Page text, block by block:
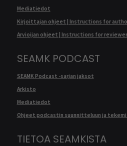
Mediatiedot
Kirjoittajan ohjeet | Instructions for
Arvioijan ohjeet | Instructions for
SEAMK PODCAST
SEAMK Podcast -sarjan jaksot
Arkisto
Mediatiedot
Ohjeet podcastin suunnitteluun ja
TIETOA SEAMKISTA